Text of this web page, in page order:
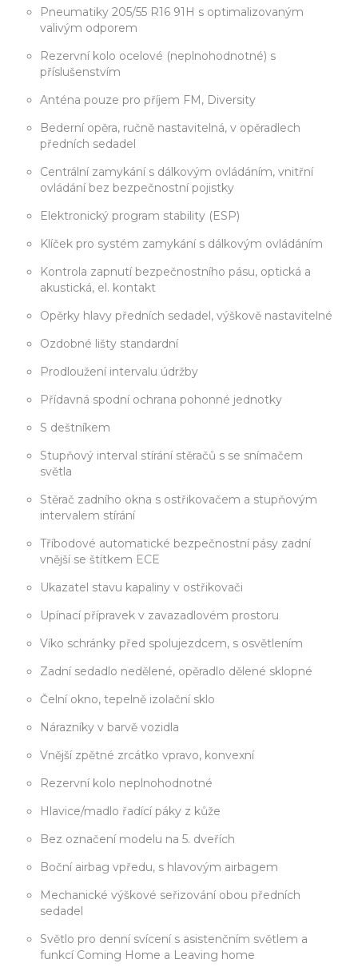
Pneumatiky 205/55 R16 91H s optimalizovaným
valivým odporem
Rezervní kolo ocelové (neplnohodnotné) s
příslušenstvím
Anténa pouze pro příjem FM, Diversity
Bederní opěra, ručně nastavitelná, v opěradlech
předních sedadel
Centrální zamykání s dálkovým ovládáním, vnitřní
ovládání bez bezpečnostní pojistky
Elektronický program stability (ESP)
Klíček pro systém zamykání s dálkovým ovládáním
Kontrola zapnutí bezpečnostního pásu, optická a
akustická, el. kontakt
Opěrky hlavy předních sedadel, výškově nastavitelné
Ozdobné lišty standardní
Prodloužení intervalu údržby
Přídavná spodní ochrana pohonné jednotky
S deštníkem
Stupňový interval stírání stěračů s se snímačem
světla
Stěrač zadního okna s ostřikovačem a stupňovým
intervalem stírání
Tříbodové automatické bezpečnostní pásy zadní
vnější se štítkem ECE
Ukazatel stavu kapaliny v ostřikovači
Upínací přípravek v zavazadlovém prostoru
Víko schránky před spolujezdcem, s osvětlením
Zadní sedadlo nedělené, opěradlo dělené sklopné
Čelní okno, tepelně izolační sklo
Nárazníky v barvě vozidla
Vnější zpětné zrcátko vpravo, konvexní
Rezervní kolo neplnohodnotné
Hlavice/madlo řadící páky z kůže
Bez označení modelu na 5. dveřích
Boční airbag vpředu, s hlavovým airbagem
Mechanické výškové seřizování obou předních
sedadel
Světlo pro denní svícení s asistenčním světlem a
funkcí Coming Home a Leaving home